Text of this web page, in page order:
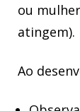
ou
atingem).
Ao